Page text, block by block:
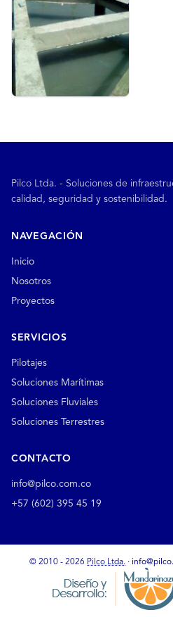
Pilco Ltda. - Soluciones de
calidad, seguridad y sostenibilidad.
NAVEGACIÓN
Inicio
Nosotros
Proyectos
SERVICIOS
Pilotajes
Soluciones Marítimas
Soluciones Fluviales
Soluciones Terrestres
CONTACTO
info@pilco.com.co
+57 (602) 395 45 19
© 2010 - 2026 Pilco Ltda. ·